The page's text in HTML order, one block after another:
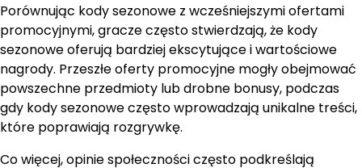
Porównując kody sezonowe z wcześniejszymi ofertami
promocyjnymi, gracze często stwierdzają, że kody
sezonowe oferują bardziej ekscytujące i wartościowe
nagrody. Przeszłe oferty promocyjne mogły obejmować
powszechne przedmioty lub drobne bonusy, podczas
gdy kody sezonowe często wprowadzają unikalne treści,
które poprawiają rozgrywkę.
Co więcej, opinie społeczności często podkreślają